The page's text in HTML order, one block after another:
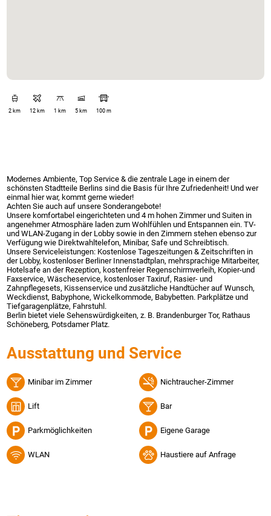
2 km 12 km 1 km 5 km 100 m
Ausstattung und Service
Minibar im Zimmer Nichtraucher-Zimmer
Lift Bar
Parkmöglichkeiten Eigene Garage
WLAN Haustiere auf Anfrage
Modernes Ambiente, Top Service & die zentrale Lage in einem der
schönsten Stadtteile Berlins sind die Basis für Ihre Zufriedenheit! Und wer
einmal hier war, kommt gerne wieder!
Achten Sie auch auf unsere Sonderangebote!
Unsere komfortabel eingerichteten und 4 m hohen Zimmer und Suiten in
angenehmer Atmosphäre laden zum Wohlfühlen und Entspannen ein. TV-
und WLAN-Zugang in der Lobby sowie in den Zimmern stehen ebenso zur
Verfügung wie Direktwahltelefon, Minibar, Safe und Schreibtisch.
Unsere Serviceleistungen: Kostenlose Tageszeitungen & Zeitschriften in
der Lobby, kostenloser Berliner Innenstadtplan, mehrsprachige Mitarbeiter,
Hotelsafe an der Rezeption, kostenfreier Regenschirmverleih, Kopier-und
Faxservice, Wäscheservice, kostenloser Taxiruf, Rasier- und
Zahnpflegesets, Kissenservice und zusätzliche Handtücher auf Wunsch,
Weckdienst, Babyphone, Wickelkommode, Babybetten. Parkplätze und
Tiefgaragenplätze, Fahrstuhl.
Berlin bietet viele Sehenswürdigkeiten, z. B. Brandenburger Tor, Rathaus
Schöneberg, Potsdamer Platz.